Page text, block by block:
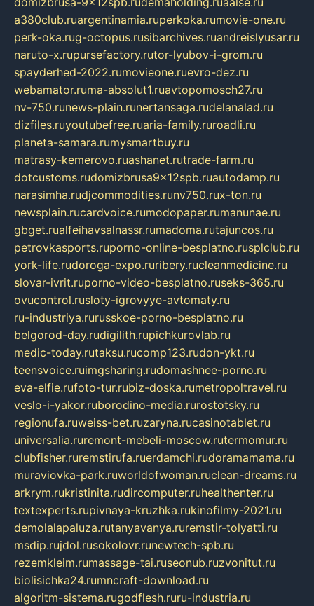
a380club.ruargentinamia.ruperkoka.rumovie-one.ru
perk-oka.rug-octopus.rusibarchives.ruandreislyusar.ru
naruto-x.rupursefactory.rutor-lyubov-i-grom.ru
spayderhed-2022.rumovieone.ruevro-dez.ru
webamator.ruma-absolut1.ruavtopomosch27.ru
nv-750.runews-plain.runertansaga.rudelanalad.ru
dizfiles.ruyoutubefree.ruaria-family.ruroadli.ru
planeta-samara.rumysmartbuy.ru
matrasy-kemerovo.ruashanet.rutrade-farm.ru
dotcustoms.rudomizbrusa9x12spb.ruautodamp.ru
narasimha.rudjcommodities.runv750.rux-ton.ru
newsplain.rucardvoice.rumodopaper.rumanunae.ru
gbget.rualfeihavsalnassr.rumadoma.rutajuncos.ru
petrovkasports.ruporno-online-besplatno.rusplclub.ru
york-life.rudoroga-expo.ruribery.rucleanmedicine.ru
slovar-ivrit.ruporno-video-besplatno.ruseks-365.ru
ovucontrol.rusloty-igrovyye-avtomaty.ru
ru-industriya.rurusskoe-porno-besplatno.ru
belgorod-day.rudigilith.rupichkurovlab.ru
medic-today.rutaksu.rucomp123.rudon-ykt.ru
teensvoice.ruimgsharing.rudomashnee-porno.ru
eva-elfie.rufoto-tur.rubiz-doska.rumetropoltravel.ru
veslo-i-yakor.ruborodino-media.rurostotsky.ru
regionufa.ruweiss-bet.ruzaryna.rucasinotablet.ru
universalia.ruremont-mebeli-moscow.rutermomur.ru
clubfisher.ruremstirufa.ruerdamchi.rudoramamama.ru
muraviovka-park.ruworldofwoman.ruclean-dreams.ru
arkrym.rukristinita.rudircomputer.ruhealthenter.ru
textexperts.rupivnaya-kruzhka.rukinofilmy-2021.ru
demolalapaluza.rutanyavanya.ruremstir-tolyatti.ru
msdip.rujdol.rusokolovr.runewtech-spb.ru
rezemkleim.rumassage-tai.ruseonub.ruzvonitut.ru
biolisichka24.rumncraft-download.ru
algoritm-sistema.rugodflesh.ruru-industria.ru